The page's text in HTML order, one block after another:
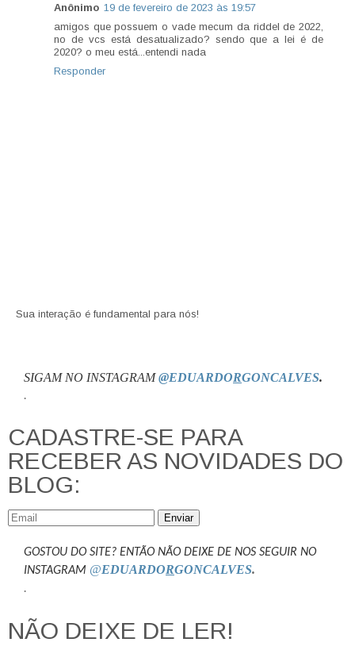
Anônimo 19 de fevereiro de 2023 às 19:57
amigos que possuem o vade mecum da riddel de 2022,
no de vcs está desatualizado? sendo que a lei é de
2020? o meu está...entendi nada
Responder
Sua interação é fundamental para nós!
SIGAM NO INSTAGRAM@EDUARDORGONCALVES.
.
CADASTRE-SE PARA
RECEBER AS NOVIDADES DO
BLOG:
Enviar
GOSTOU DO SITE? ENTÃO NÃO DEIXE DE NOS SEGUIR NO
INSTAGRAM @EDUARDORGONCALVES.
.
NÃO DEIXE DE LER!